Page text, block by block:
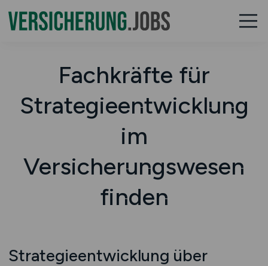
Fachkräfte für
Strategieentwicklung
im
Versicherungswesen
finden
Strategieentwicklung über